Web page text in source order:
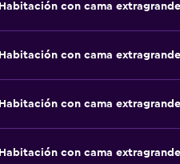
Habitación con cama
Habitación con cama
Habitación con cama
Habitación con cama